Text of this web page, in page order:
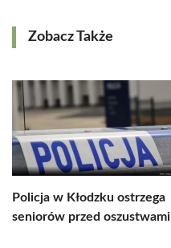
Zobacz Także
Policja w Kłodzku ostrzega
seniorów przed oszustwami